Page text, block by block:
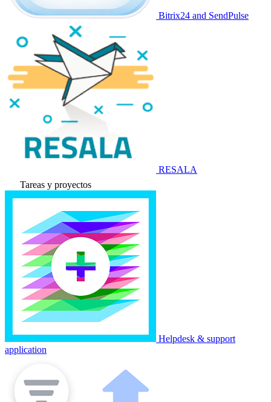
Bitrix24 and SendPulse
RESALA
Tareas y proyectos
Helpdesk & support
application